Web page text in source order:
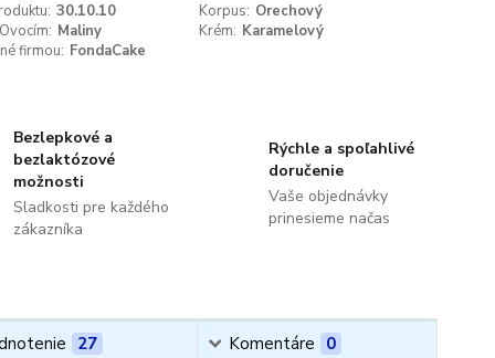
30.10.10 Korpus: Orechový
Maliny Krém: Karamelový
firmou: FondaCake
Bezlepkové a
bezlaktózové
možnosti
Sladkosti pre každého
zákazníka
Rýchle a spoľahlivé
doručenie
Vaše objednávky
prinesieme načas
27 Komentáre 0